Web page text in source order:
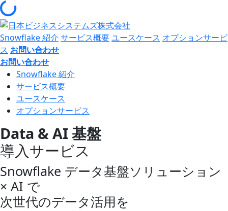
Snowflake 紹介 サービス概要ユースケース オプションサービ
ス お問い合わせ
お問い合わせ
Snowflake 紹介
サービス概要
ユースケース
オプションサービス
Data & AI 基盤
導入サービス
Snowflake データ基盤ソリューション
× AI で
次世代のデータ活用を